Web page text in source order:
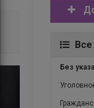
Все
Без